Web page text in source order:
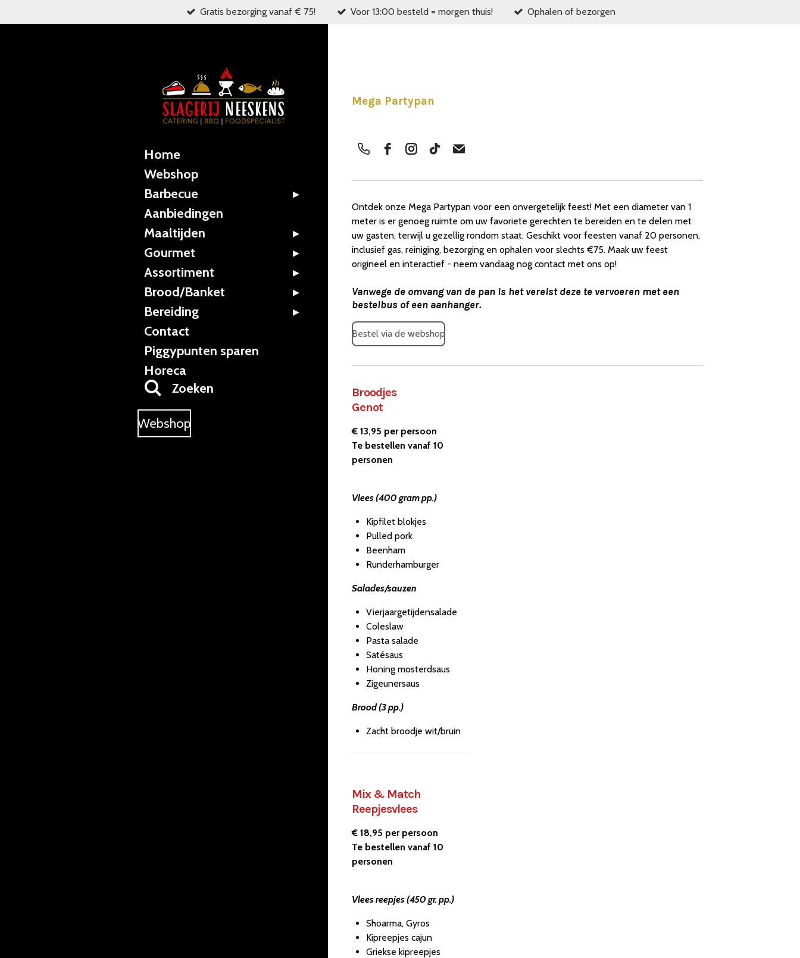
direct
Gratis bezorging vanaf € 75! Voor 13:00 besteld = morgen thuis! Ophalen of bezorgen
Mega Partypan
Ontdek onze Mega Partypan voor een onvergetelijk feest! Met een diameter van 1
meter is er genoeg ruimte om uw favoriete gerechten te bereiden en te delen met
uw gasten, terwijl u gezellig rondom staat. Geschikt voor feesten vanaf 20 personen,
inclusief gas, reiniging, bezorging en ophalen voor slechts €75. Maak uw feest
origineel en interactief - neem vandaag nog contact met ons op!
Vanwege de omvang van de pan is het vereist deze te vervoeren met een
bestelbus of een aanhanger.
Bestel via de webshop
Broodjes
Genot
€ 13,95 per persoon
Te bestellen vanaf 10
personen
Vlees (400 gram pp.)
Kipfilet blokjes
Pulled pork
Beenham
Runderhamburger
Salades/sauzen
Vierjaargetijdensalade
Coleslaw
Pasta salade
Satésaus
Honing mosterdsaus
Zigeunersaus
Brood (3 pp.)
Zacht broodje wit/bruin
Mix & Match
Reepjesvlees
€ 18,95 per persoon
Te bestellen vanaf 10
personen
Vlees reepjes (450 gr. pp.)
Shoarma, Gyros
Kipreepjes cajun
Griekse kipreepjes
Home
Webshop
Barbecue
Aanbiedingen
Maaltijden
Gourmet
Assortiment
Brood/Banket
Bereiding
Contact
Piggypunten sparen
Horeca
Zoeken
Webshop